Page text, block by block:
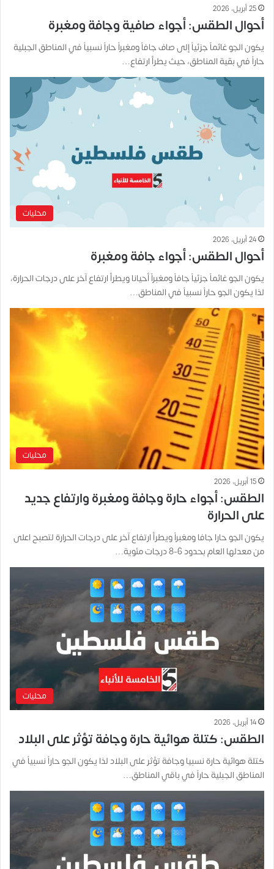
25 أبريل، 2026
أحوال الطقس: أجواء صافية وجافة ومغبرة
يكون الجو غائماً جزئياً إلى صاف جافاً ومغبراً حاراً نسبياً في المناطق الجبلية
حاراً في بقية المناطق، حيث يطرأ ارتفاع…
محليات
24 أبريل، 2026
أحوال الطقس: أجواء جافة ومغبرة
يكون الجو غائماً جزئياً جافاً ومغبراً أحيانا ويطرأ ارتفاع آخر على درجات الحرارة،
لذا يكون الجو حاراً نسبياً في المناطق…
محليات
15 أبريل، 2026
الطقس: أجواء حارة وجافة ومغبرة وارتفاع جديد
على الحرارة
يكون الجو حارا جافا ومغبراً ويطرأ ارتفاع آخر على درجات الحرارة لتصبح اعلى
من معدلها العام بحدود 6-8 درجات مئوية…
محليات
14 أبريل، 2026
الطقس: كتلة هوائية حارة وجافة تؤثر على البلاد
كتلة هوائية حارة نسبيا وجافة تؤثر على البلاد لذا يكون الجو حاراً نسبياً في
المناطق الجبلية حاراً في باقي المناطق…